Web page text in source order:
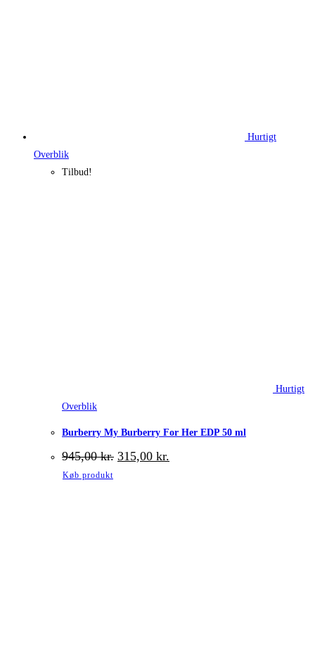
Hurtigt
Overblik
Tilbud!
Hurtigt
Overblik
Burberry My Burberry For Her EDP 50 ml
945,00kr. Den
oprindelige
315,00 kr.
aktuelle
Køb produkt